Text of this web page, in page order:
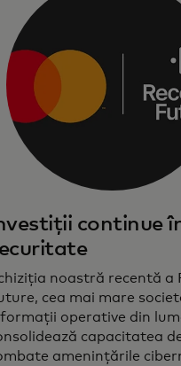
continue
noastră recentă a
cea mai mare
operative din
capacitatea
amenințările